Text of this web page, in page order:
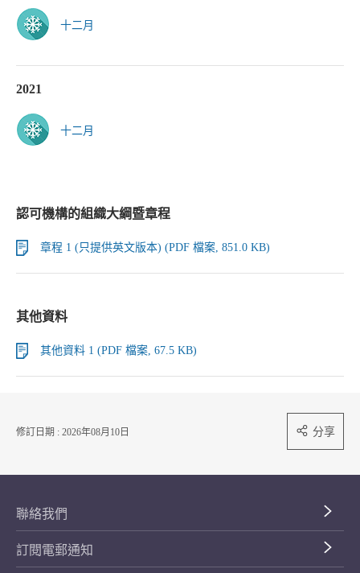
十二月
2021
十二月
認可機構的組織大綱暨章程
章程 1 (只提供英文版本) (PDF 檔案, 851.0 KB)
其他資料
其他資料 1 (PDF 檔案, 67.5 KB)
修訂日期 : 2026年08月10日 分享
聯絡我們
訂閱電郵通知